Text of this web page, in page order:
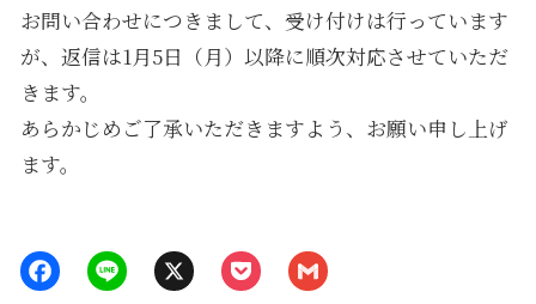
お問い合わせにつきまして、受け付けは行っています
が、返信は1月5日（月）以降に順次対応させていただ
きます。
あらかじめご了承いただきますよう、お願い申し上げ
ます。